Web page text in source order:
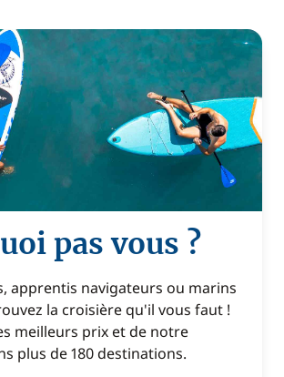
pas vous ?
apprentis navigateurs ou marins
la croisière qu'il vous faut !
meilleurs prix et de notre
plus de 180 destinations.